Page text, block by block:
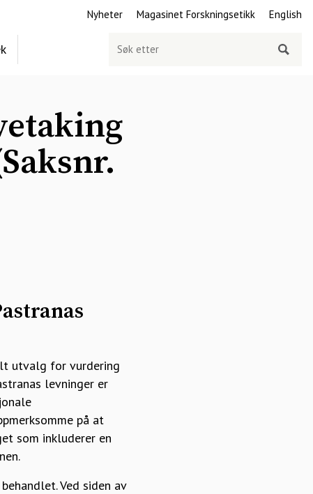
Nyheter Magasinet Forskningsetikk English
Søk
utvalg for vurdering
levninger er
på at
som inkluderer en
Ved siden av